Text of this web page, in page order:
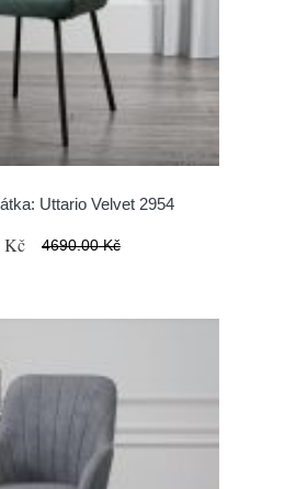
Uttario Velvet 2954
Kč 4690.00 Kč